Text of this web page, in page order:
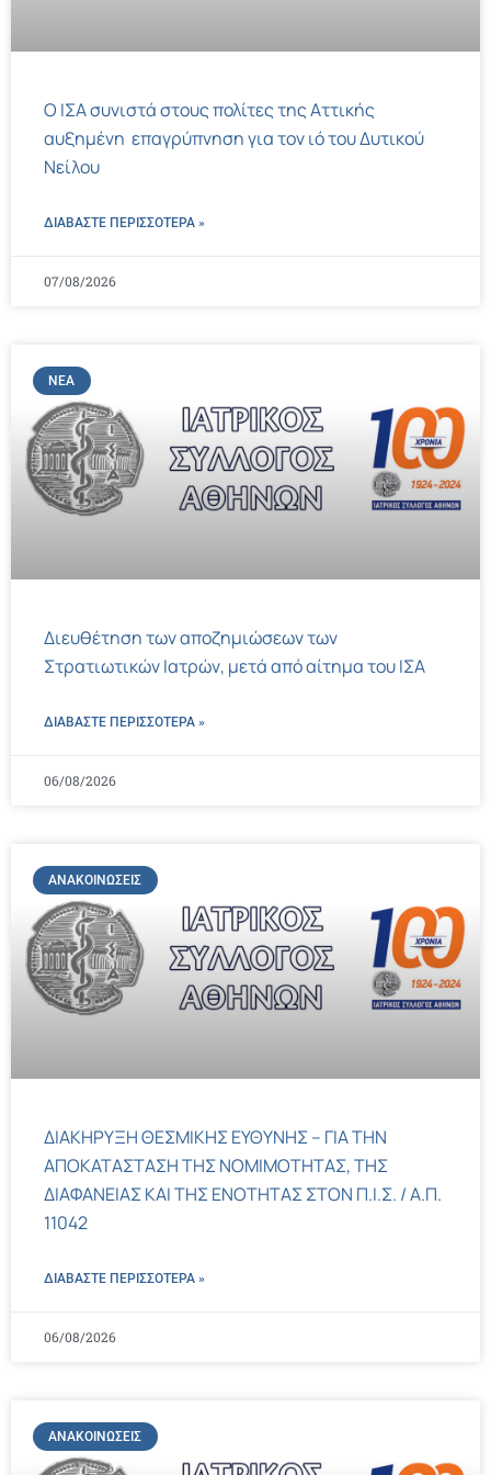
Ο ΙΣΑ συνιστά στους πολίτες της Αττικής
αυξημένη επαγρύπνηση για τον ιό του Δυτικού
Νείλου
ΔΙΑΒΑΣΤΕ ΠΕΡΙΣΣΌΤΕΡΑ »
07/08/2026
ΝΈΑ
Διευθέτηση των αποζημιώσεων των
Στρατιωτικών Ιατρών, μετά από αίτημα του ΙΣΑ
ΔΙΑΒΑΣΤΕ ΠΕΡΙΣΣΌΤΕΡΑ »
06/08/2026
ΑΝΑΚΟΙΝΏΣΕΙΣ
ΔΙΑΚΗΡΥΞΗ ΘΕΣΜΙΚΗΣ ΕΥΘΥΝΗΣ – ΓΙΑ ΤΗΝ
ΑΠΟΚΑΤΑΣΤΑΣΗ ΤΗΣ ΝΟΜΙΜΟΤΗΤΑΣ, ΤΗΣ
ΔΙΑΦΑΝΕΙΑΣ ΚΑΙ ΤΗΣ ΕΝΟΤΗΤΑΣ ΣΤΟΝ Π.Ι.Σ. / Α.Π.
11042
ΔΙΑΒΑΣΤΕ ΠΕΡΙΣΣΌΤΕΡΑ »
06/08/2026
ΑΝΑΚΟΙΝΏΣΕΙΣ